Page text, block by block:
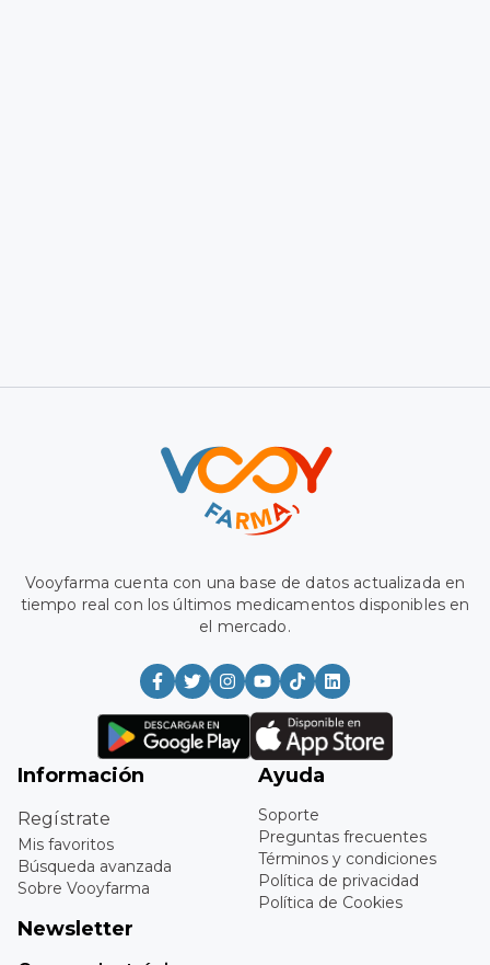
Vooyfarma cuenta con una base de datos actualizada en
tiempo real con los últimos medicamentos disponibles en
el mercado.
Información
Regístrate
Mis favoritos
Búsqueda avanzada
Sobre Vooyfarma
Ayuda
Soporte
Preguntas frecuentes
Términos y condiciones
Política de privacidad
Política de Cookies
Newsletter